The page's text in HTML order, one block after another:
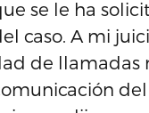
se le ha
caso. A mi
de llamadas